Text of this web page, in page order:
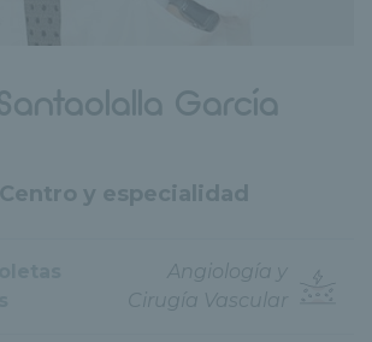
García
Centro y especialidad
Angiología y
Cirugía Vascular